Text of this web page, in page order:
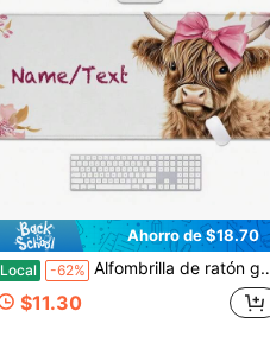
Ahorro de $18.70
Local -62% Alfombrilla de ratón grande personalizable con diseño de vaca de las tierras altas, apta tanto para entornos de juego como de oficina, con un borde cosido, adecuada para usar con ordenadores y portátiles en el hogar. Tamaño del producto 16 * 36 pulgadas (40 * 90 centímetros)
$11.30